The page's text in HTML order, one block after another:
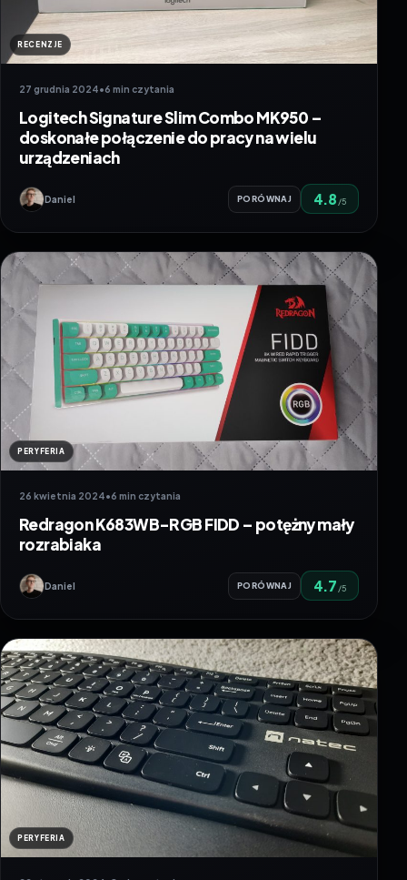
RECENZJE
27 grudnia 2024•6 min czytania
Logitech Signature Slim Combo MK950 –
doskonałe połączenie do pracy na wielu
urządzeniach
Daniel PORÓWNAJ 4.8 /5
PERYFERIA
26 kwietnia 2024•6 min czytania
Redragon K683WB-RGB FIDD – potężny mały
rozrabiaka
Daniel PORÓWNAJ 4.7 /5
PERYFERIA